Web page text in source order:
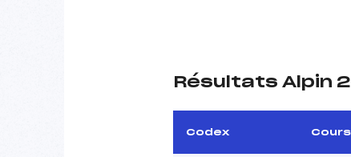
Résultats Alpin
Codex